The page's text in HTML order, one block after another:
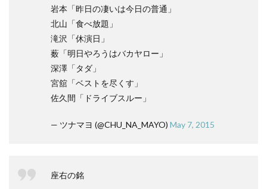
岩本「昨日の凄いは今日の普通」
北山「食べ放題」
滝沢「休演日」
薮「明日やろうはバカヤロー」
深澤「タダ」
宮舘「ベストを尽くす」
佐久間「ドライブスルー」
— ツナマヨ (@CHU_NA_MAYO) May 7, 2015
座右の銘